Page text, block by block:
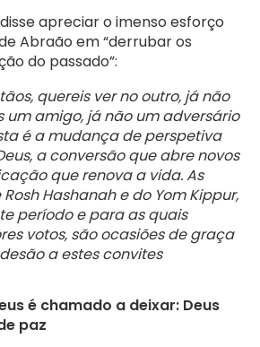
apreciar o imenso esforço
Abraão em “derrubar os
do passado”:
quereis ver no outro, já não
um amigo, já não um adversário
é a mudança de perspetiva
a conversão que abre novos
que renova a vida. As
Hashanah e do Yom Kippur,
período e para as quais
votos, são ocasiões de graça
a estes convites
é chamado a deixar: Deus
paz